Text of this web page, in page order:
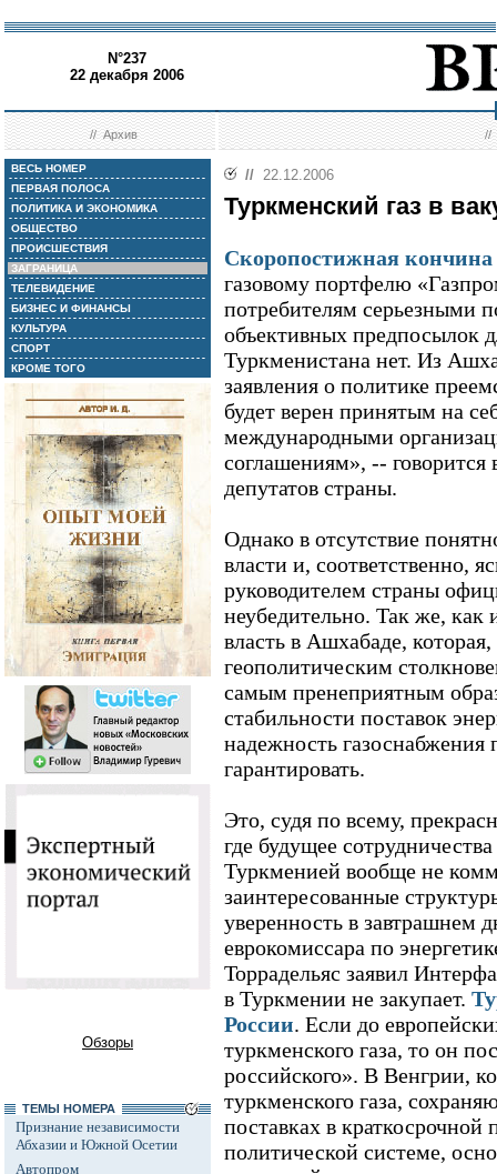
N°237
22 декабря 2006
//Архив //
ВЕСЬ НОМЕР
ПЕРВАЯ ПОЛОСА
ПОЛИТИКА И ЭКОНОМИКА
ОБЩЕСТВО
ПРОИСШЕСТВИЯ
ЗАГРАНИЦА
ТЕЛЕВИДЕНИЕ
БИЗНЕС И ФИНАНСЫ
КУЛЬТУРА
СПОРТ
КРОМЕ ТОГО
Обзоры
ТЕМЫ НОМЕРА
Признание независимости
Абхазии и Южной Осетии
Автопром
// 22.12.2006
Туркменский газ в
Скоропостижная
газовому портфелю
потребителям серьезными
объективных предпосылок
Туркменистана нет. Из
заявления о политике
будет верен принятым на
международными
соглашениям», -- говорится
депутатов страны.
Однако в отсутствие
власти и, соответственно,
руководителем страны
неубедительно. Так же, как
власть в Ашхабаде,
геополитическим
самым пренеприятным
стабильности поставок
надежность газоснабжения
гарантировать.
Это, судя по всему,
где будущее
Туркменией вообще не
заинтересованные
уверенность в завтрашнем
еврокомиссара по
Торрадельяс заявил
в Туркмении не закупает.
России. Если до
туркменского газа, то он
российского». В Венгрии,
туркменского газа,
поставках в краткосрочной
политической системе,